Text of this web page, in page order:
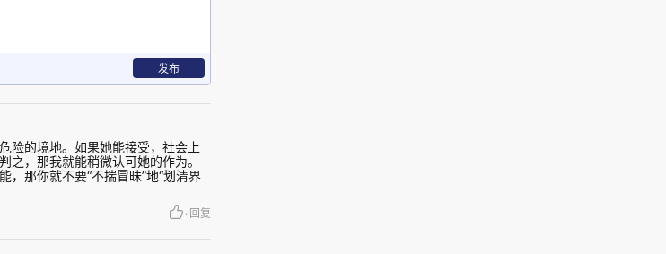
才是这篇声明最值得批评的
个交代。学校还是好好想
发布
险的境地。如果她能接受，社会上
之，那我就能稍微认可她的作为。
那你就不要“不揣冒昧”地“划清界
· 回复